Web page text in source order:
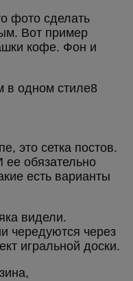
фото сделать
Вот пример
кофе. Фон и
это сетка постов.
обязательно
есть варианты
видели.
чередуются через
игральной доски.